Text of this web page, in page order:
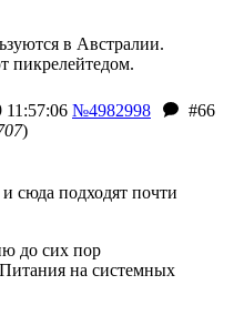
в Австралии.
пикрелейтедом.
11:57:06 №4982998
#66
)
сюда подходят почти
до сих пор
на системных